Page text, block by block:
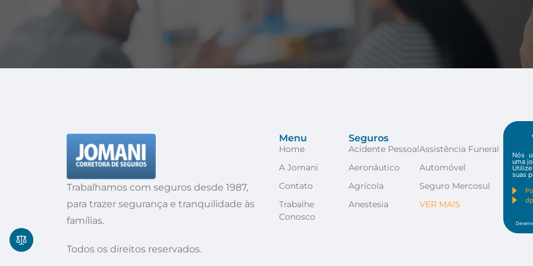
Trabalhamos com seguros desde 1987,
para trazer segurança e tranquilidade às
famílias.
Menu
Home
A Jomani
Contato
Trabalhe
Conosco
Seguros
Acidente Pessoal
Aeronáutico
Agrícola
Anestesia
Assistência Funeral
Automóvel
Seguro Mercosul
VER MAIS
Todos os direitos reservados.
Nós
uma
suas